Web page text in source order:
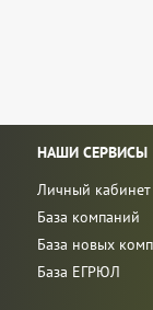
НАШИ СЕРВИСЫ
Личный кабинет
База компаний
База новых
База ЕГРЮЛ